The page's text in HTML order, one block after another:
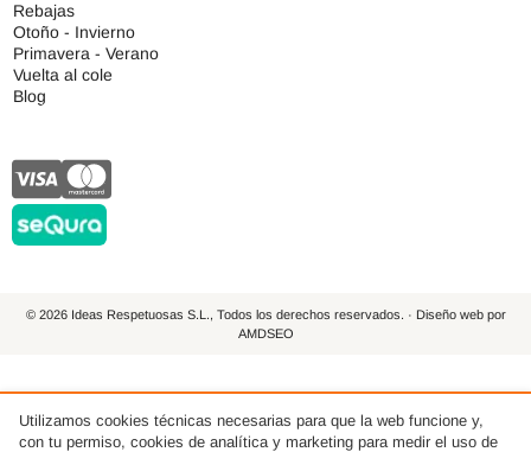
Rebajas
Otoño - Invierno
Primavera - Verano
Vuelta al cole
Blog
© 2026 Ideas Respetuosas S.L., Todos los derechos reservados. · Diseño web por
AMDSEO
Utilizamos cookies técnicas necesarias para que la web funcione y,
con tu permiso, cookies de analítica y marketing para medir el uso de